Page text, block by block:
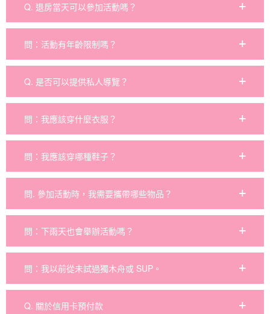
Q. 退房當天可以參加活動嗎？
問：活動有年齡限制嗎？
Q. 是否可以提供私人導覽？
問：我應該穿什麼衣服？
問：我應該穿哪種鞋子？
問. 參加活動時，我需要攜帶哪些物品？
問：下雨天也會舉辦活動嗎？
問：我以前從未試過獨木舟或 SUP。
Q. 關於信用卡預付款